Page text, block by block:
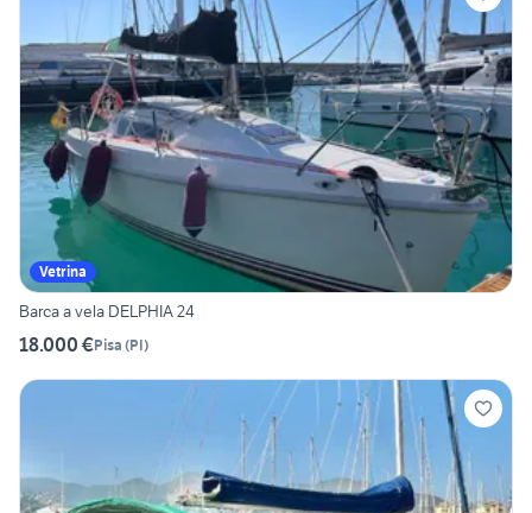
Vetrina
Barca a vela DELPHIA 24
18.000 €Pisa (PI)